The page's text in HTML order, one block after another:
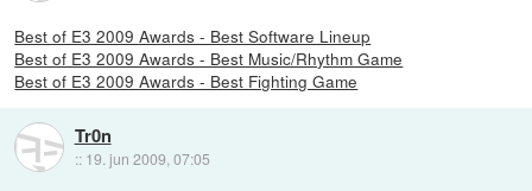
Best of E3 2009 Awards - Best Software Lineup
Best of E3 2009 Awards - Best Music/Rhythm Game
Best of E3 2009 Awards - Best Fighting Game
Tr0n
:: 19. jun 2009, 07:05